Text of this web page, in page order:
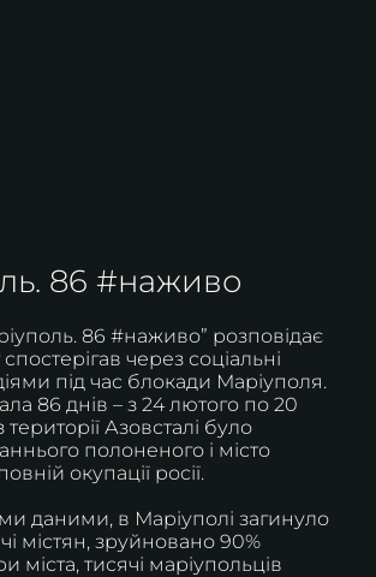
86 #наживо
86 #наживо” розповідає
спостерігав через соціальні
під час блокади Маріуполя.
86 днів – з 24 лютого по 20
Азовсталі було
полоненого і місто
окупації росії.
даними, в Маріуполі загинуло
містян, зруйновано 90%
міста, тисячі маріупольців